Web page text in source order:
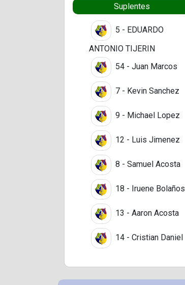
Suplentes
5 - EDUARDO
ANTONIO TIJERIN
54 - Juan Marcos
7 - Kevin Sanchez
9 - Michael Lopez
12 - Luis Jimenez
8 - Samuel Acosta
18 - Iruene Bolaños
13 - Aaron Acosta
14 - Cristian Daniel